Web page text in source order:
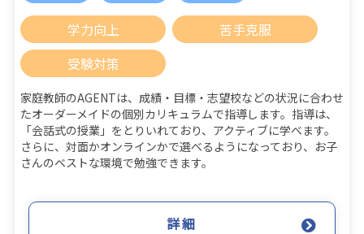
学力向上
苦手克服
受験対策
家庭教師のAGENTは、成績・目標・志望校などの状況に合わせ
たオーダーメイドの個別カリキュラムで指導します。指導は、
「会話式の授業」をとりいれており、アクティブに学べます。
さらに、対面かオンラインかで選べるようになっており、お子
さんのベストな環境で勉強できます。
詳細